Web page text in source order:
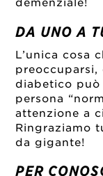
demenziale!
DA UNO A
L’unica cosa
preoccuparsi,
diabetico può
persona
attenzione a
Ringraziamo
da gigante!
PER